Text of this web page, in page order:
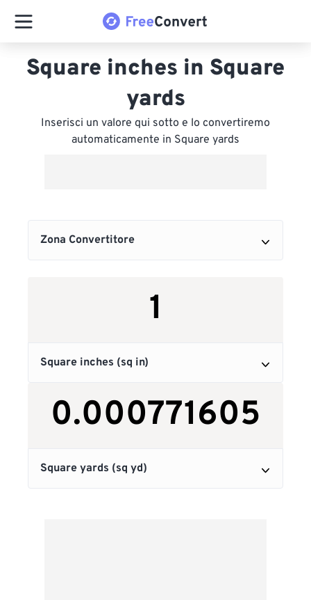
Square inches in Square
yards
Inserisci un valore qui sotto e lo convertiremo
automaticamente in Square yards